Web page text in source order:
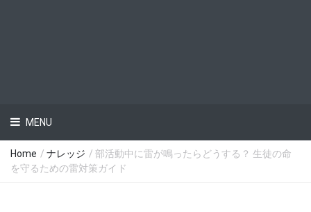
MENU
Home / ナレッジ / 部活動中に雷が鳴ったらどうする？ 生徒の命
を守るための雷対策ガイド